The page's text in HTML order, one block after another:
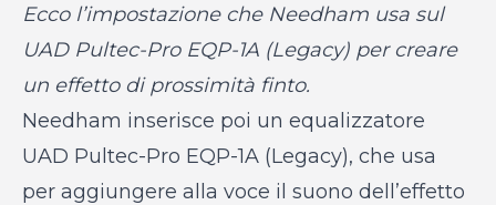
Ecco l’impostazione che Needham usa sul
UAD Pultec-Pro EQP-1A (Legacy) per creare
un effetto di prossimità finto.
Needham inserisce poi un equalizzatore
UAD Pultec-Pro EQP-1A (Legacy), che usa
per aggiungere alla voce il suono dell’effetto